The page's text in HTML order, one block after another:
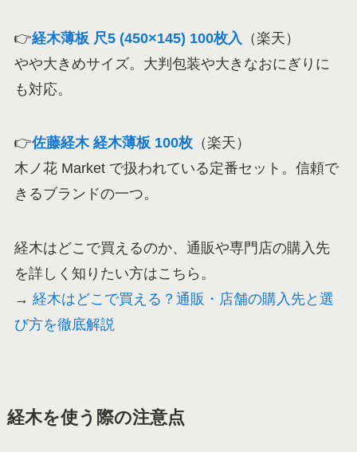
👉経木薄板 尺5 (450×145) 100枚入 （楽天）
やや大きめサイズ。大判包装や大きなおにぎりに
も対応。
👉佐藤経木 経木薄板 100枚（楽天）
木ノ花 Market で扱われている定番セット。信頼で
きるブランドの一つ。
経木はどこで買えるのか、通販や専門店の購入先
を詳しく知りたい方はこちら。
→ 経木はどこで買える？通販・店舗の購入先と選
び方を徹底解説
経木を使う際の注意点